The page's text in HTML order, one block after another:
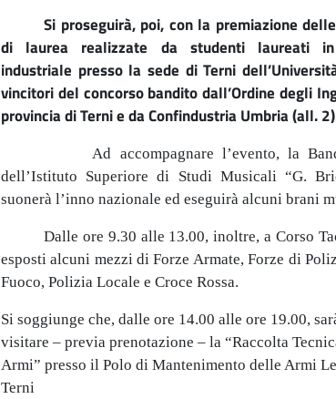
Si proseguirà, poi, con la premiazione
di laurea realizzate da studenti laureati in
industriale presso la sede di Terni
vincitori del concorso bandito dall’Ordine degli
provincia di Terni e da Confindustria Umbria (all.
Ad accompagnare l’evento, la
dell’Istituto Superiore di Studi Musicali “G.
suonerà l’inno nazionale ed eseguirà alcuni brani
Dalle ore 9.30 alle 13.00, inoltre, a Corso
esposti alcuni mezzi di Forze Armate, Forze di
Fuoco, Polizia Locale e Croce Rossa.
Si soggiunge che, dalle ore 14.00 alle ore 19.00,
visitare – previa prenotazione – la “Raccolta
Armi” presso il Polo di Mantenimento delle Armi
Terni